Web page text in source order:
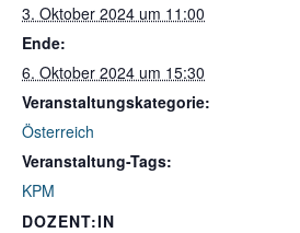
3. Oktober 2024 um 11:00
Ende:
6. Oktober 2024 um 15:30
Veranstaltungskategorie:
Österreich
Veranstaltung-Tags:
KPM
DOZENT:IN